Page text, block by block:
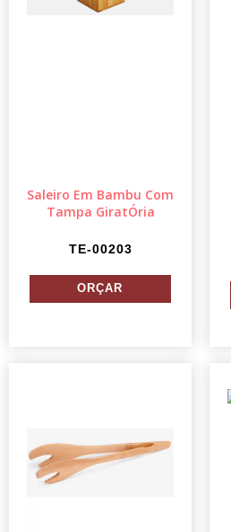
Saleiro Em Bambu Com
Tampa GiratÓria
TE-00203